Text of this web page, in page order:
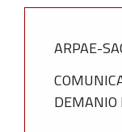
ARPAE-
DEMANIO